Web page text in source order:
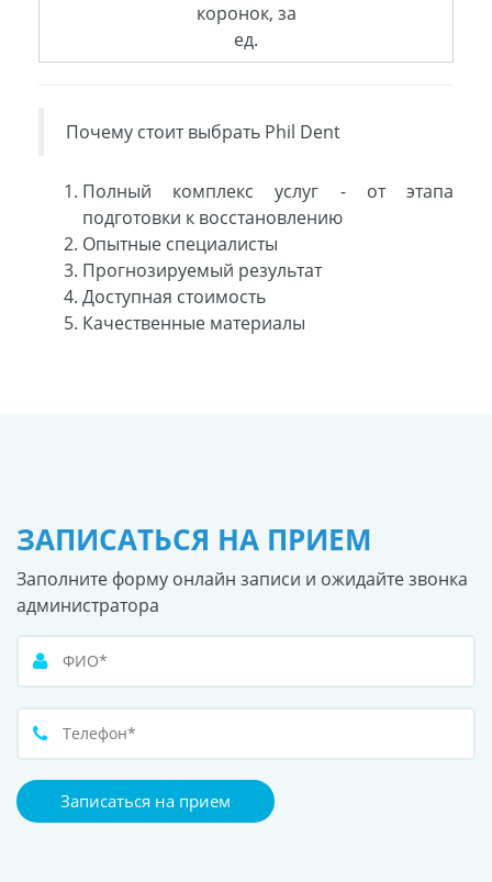
коронок, за
ед.
Почему стоит выбрать Phil Dent
Полный комплекс услуг - от этапа
подготовки к восстановлению
Опытные специалисты
Прогнозируемый результат
Доступная стоимость
Качественные материалы
ЗАПИСАТЬСЯ НА ПРИЕМ
Заполните форму онлайн записи и ожидайте звонка
администратора
Записаться на прием